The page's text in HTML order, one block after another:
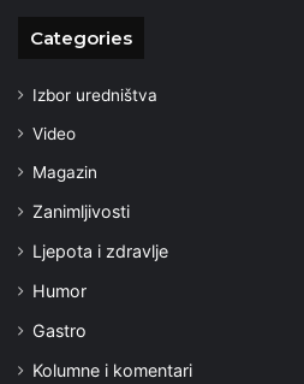
Categories
Izbor uredništva
Video
Magazin
Zanimljivosti
Ljepota i zdravlje
Humor
Gastro
Kolumne i komentari